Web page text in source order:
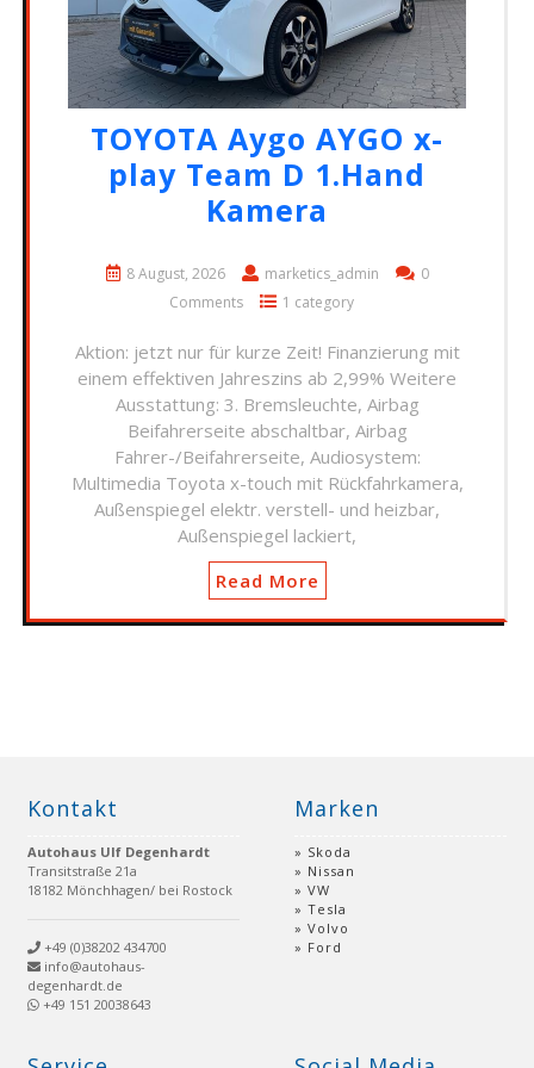
TOYOTA Aygo AYGO x-
play Team D 1.Hand
Kamera
8 August, 2026 marketics_admin
0
Comments
1 category
Aktion: jetzt nur für kurze Zeit! Finanzierung mit
einem effektiven Jahreszins ab 2,99% Weitere
Ausstattung: 3. Bremsleuchte, Airbag
Beifahrerseite abschaltbar, Airbag
Fahrer-/Beifahrerseite, Audiosystem:
Multimedia Toyota x-touch mit Rückfahrkamera,
Außenspiegel elektr. verstell- und heizbar,
Außenspiegel lackiert,
Read More
Kontakt
Autohaus Ulf Degenhardt
Transitstraße 21a
18182 Mönchhagen/ bei Rostock
+49 (0)38202 434700
info@autohaus-
degenhardt.de
+49 151 20038643
Marken
Skoda
Nissan
VW
Tesla
Volvo
Ford